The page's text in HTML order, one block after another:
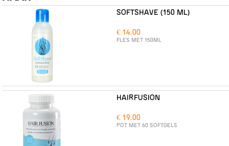
SOFTSHAVE (150 ML)
€ 14.00
FLES MET 150ML
HAIRFUSION
€ 19.00
POT MET 60 SOFTGELS